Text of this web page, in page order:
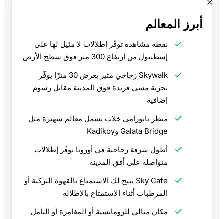
أبرز المعالم
نقطة مشاهدة توفّر إطلالات لا مثيل لها على
إسطنبول من ارتفاع 300 متر فوق سطح الأرض
Skywalk زجاجي مثير بعرض 30 مترًا يوفّر
تجربة مشي فريدة فوق المدينة مقابل رسوم
إضافية
منظر بانورامي خلاب يشمل معالم شهيرة مثل
Galata Bridge وKadikoy
أطول شرفة زجاجية في أوروبا توفّر إطلالات
متواصلة على أفق المدينة
Sky Cafe يتيح لك الاستمتاع بالقهوة التركية أو
المرطبات أثناء الاستمتاع بالإطلالة
مكان مثالي للرومانسية أو المغامرة أو التأمل